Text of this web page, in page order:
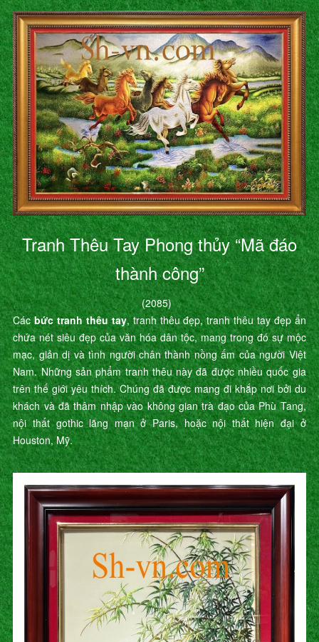
Tranh Thêu Tay Phong thủy “Mã đáo
thành công”
(2085)
Cácbức tranh thêu tay, tranh thêu đẹp, tranh thêu tay đẹp ẩn
chứa nét siêu đẹp của văn hóa dân tộc, mang trong đó sự mộc
mạc, giản dị và tình người chân thành nồng ấm của người Việt
Nam. Những sản phẩm tranh thêu này đã được nhiều quốc gia
trên thế giới yêu thích. Chúng đã được mang đi khắp nơi bởi du
khách và đã thâm nhập vào không gian trà đạo của Phù Tang,
nội thất gothic lãng mạn ở Paris, hoặc nội thất hiện đại ở
Houston, Mỹ.